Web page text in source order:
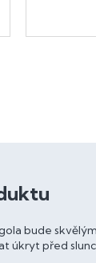
bude
úkryt před